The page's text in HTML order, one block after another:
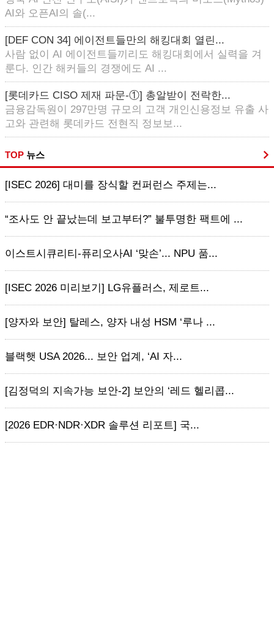
AI와 오픈AI의 솔(...
[DEF CON 34] 에이전트들만의 해킹대회 열린...
사람 없이 AI 에이전트들끼리도 해킹대회에서 실력을 겨
룬다. 인간 해커들의 경쟁에도 AI ...
[롯데카드 CISO 제재 파문-①] 총알받이 전락한...
금융감독원이 297만명 규모의 고객 개인신용정보 유출 사
고와 관련해 롯데카드 전현직 정보보...
TOP 뉴스
[ISEC 2026] 대미를 장식할 컨퍼런스 주제는...
“조사도 안 끝났는데 보고부터?” 불투명한 팩트에 ...
이스트시큐리티-퓨리오사AI ‘맞손’... NPU 품...
[ISEC 2026 미리보기] LG유플러스, 제로트...
[양자와 보안] 탈레스, 양자 내성 HSM ‘루나 ...
블랙햇 USA 2026... 보안 업계, ‘AI 자...
[김정덕의 지속가능 보안-2] 보안의 ‘레드 헬리콥...
[2026 EDR·NDR·XDR 솔루션 리포트] 국...